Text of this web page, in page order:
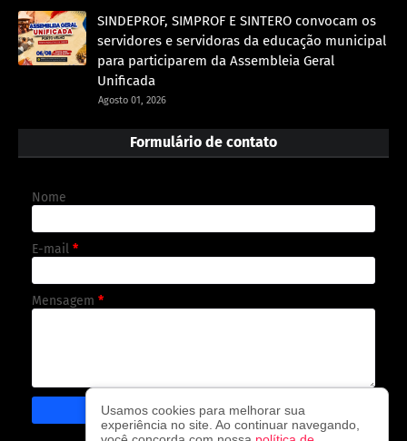
SINDEPROF, SIMPROF E SINTERO convocam os
servidores e servidoras da educação municipal
para participarem da Assembleia Geral
Unificada
Agosto 01, 2026
Formulário de contato
Nome
E-mail *
Mensagem *
Usamos cookies para melhorar sua
experiência no site. Ao continuar navegando,